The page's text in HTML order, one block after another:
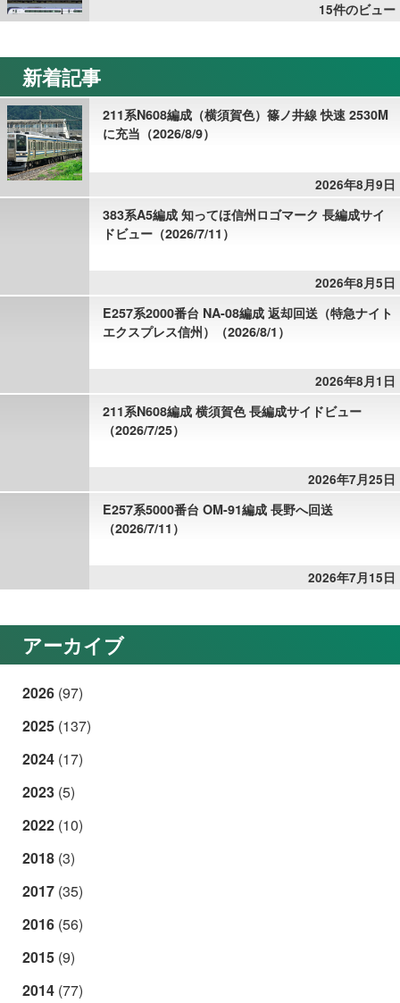
15件のビュー
新着記事
211系N608編成（横須賀色）篠ノ井線 快速 2530M
に充当（2026/8/9）
2026年8月9日
383系A5編成 知ってほ信州ロゴマーク 長編成サイ
ドビュー（2026/7/11）
2026年8月5日
E257系2000番台 NA-08編成 返却回送（特急ナイト
エクスプレス信州）（2026/8/1）
2026年8月1日
211系N608編成 横須賀色 長編成サイドビュー
（2026/7/25）
2026年7月25日
E257系5000番台 OM-91編成 長野へ回送
（2026/7/11）
2026年7月15日
アーカイブ
2026 (97)
2025 (137)
2024 (17)
2023 (5)
2022 (10)
2018 (3)
2017 (35)
2016 (56)
2015 (9)
2014 (77)